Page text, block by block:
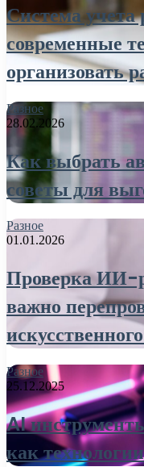
Система учета
современные
организовать
Разное
28.02.2026
Как выбрать
советы для
Разное
01.01.2026
Проверка ИИ-
важно
Разное
25.12.2025
AI
как